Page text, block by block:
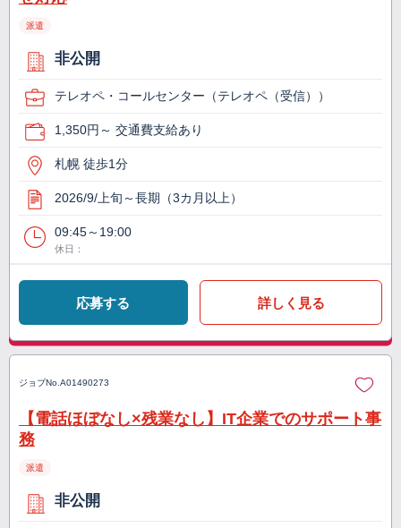
派遣
非公開
テレオペ・コールセンター（テレオペ（受信））
1,350円～ 交通費支給あり
札幌 徒歩1分
2026/9/上旬～長期（3カ月以上）
09:45～19:00
休日：
応募する 詳しく見る
ジョブNo. A01490273
【電話ほぼなし×残業なし】IT企業でのサポート事
務
派遣
非公開